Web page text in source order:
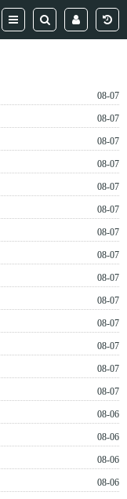
08-07
08-07
08-07
08-07
08-07
08-07
08-07
08-07
08-07
08-07
08-07
08-07
08-07
08-07
08-06
08-06
08-06
08-06